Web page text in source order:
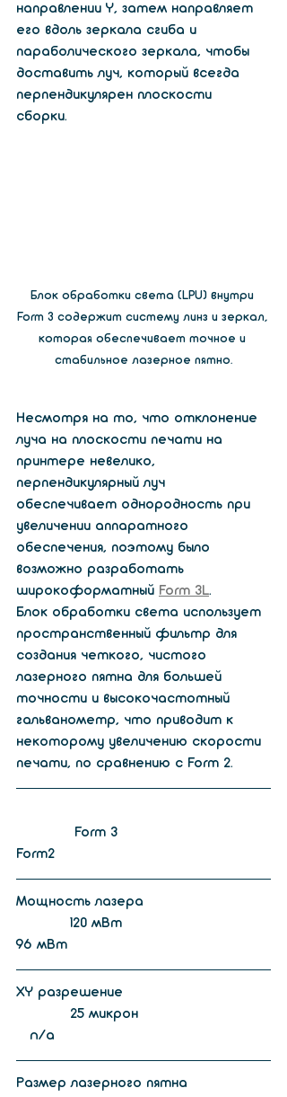
направлении Y, затем направляет
его вдоль зеркала сгиба и
параболического зеркала, чтобы
доставить луч, который всегда
перпендикулярен плоскости
сборки.
Блок обработки света (LPU) внутри
Form 3 содержит систему линз и зеркал,
которая обеспечивает точное и
стабильное лазерное пятно.
Несмотря на то, что отклонение
луча на плоскости печати на
принтере невелико,
перпендикулярный луч
обеспечивает однородность при
увеличении аппаратного
обеспечения, поэтому было
возможно разработать
широкоформатный Form 3L.
Блок обработки света использует
пространственный фильтр для
создания четкого, чистого
лазерного пятна для большей
точности и высокочастотный
гальванометр, что приводит к
некоторому увеличению скорости
печати, по сравнению с Form 2.
Form2
Мощность лазера
            120 мВт
96 мВт
XY разрешение
            25 микрон
   n/a
Размер лазерного пятна